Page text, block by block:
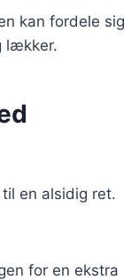
kan fordele sig
lækker.
en alsidig ret.
for en ekstra